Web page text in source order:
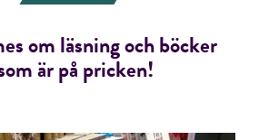
om läsning och böcker
är på pricken!